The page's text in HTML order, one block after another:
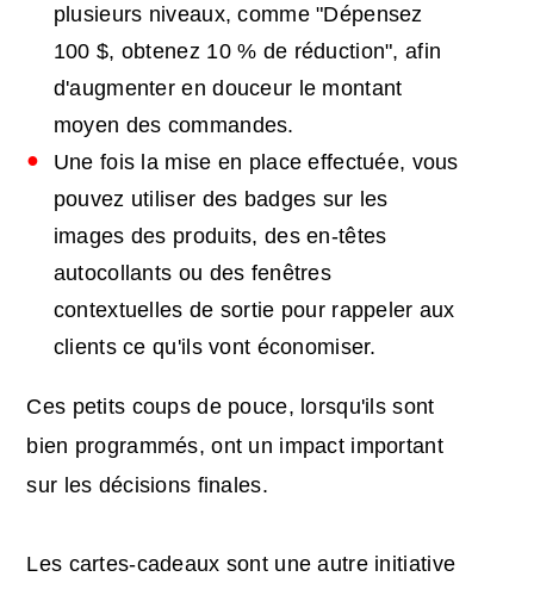
plusieurs niveaux, comme "Dépensez
100 $, obtenez 10 % de réduction", afin
d'augmenter en douceur le montant
moyen des commandes.
Une fois la mise en place effectuée, vous
pouvez utiliser des badges sur les
images des produits, des en-têtes
autocollants ou des fenêtres
contextuelles de sortie pour rappeler aux
clients ce qu'ils vont économiser.
Ces petits coups de pouce, lorsqu'ils sont
bien programmés, ont un impact important
sur les décisions finales.
Les cartes-cadeaux sont une autre initiative